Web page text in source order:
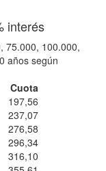
interés
75.000, 100.000,
años según
Cuota
197,56
237,07
276,58
296,34
316,10